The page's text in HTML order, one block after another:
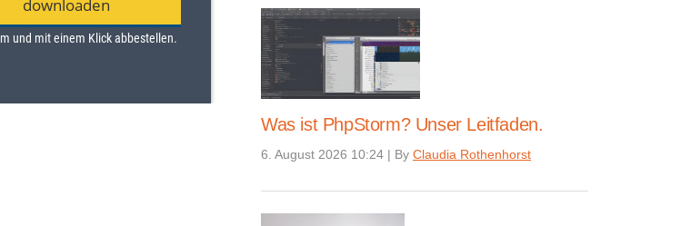
Was ist PhpStorm? Unser Leitfaden.
6. August 2026 10:24 | By Claudia Rothenhorst